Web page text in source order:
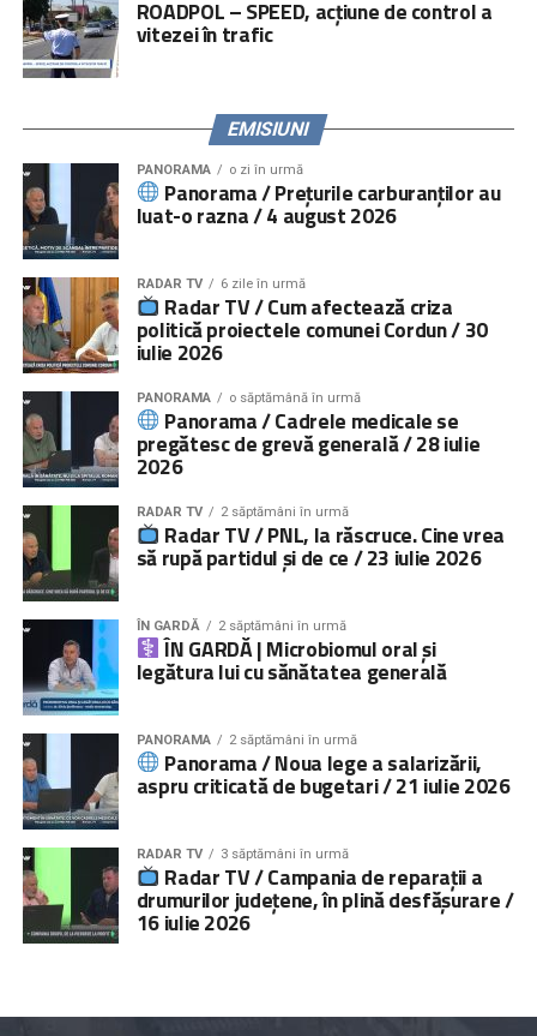
ROADPOL – SPEED, acțiune de control a
vitezei în trafic
EMISIUNI
PANORAMA o zi în urmă
Panorama / Prețurile carburanților au
luat-o razna / 4 august 2026
RADAR TV 6 zile în urmă
Radar TV / Cum afectează criza
politică proiectele comunei Cordun / 30
iulie 2026
PANORAMA o săptămână în urmă
Panorama / Cadrele medicale se
pregătesc de grevă generală / 28 iulie
2026
RADAR TV 2 săptămâni în urmă
Radar TV / PNL, la răscruce. Cine vrea
să rupă partidul și de ce / 23 iulie 2026
ÎN GARDĂ 2 săptămâni în urmă
ÎN GARDĂ | Microbiomul oral și
legătura lui cu sănătatea generală
PANORAMA 2 săptămâni în urmă
Panorama / Noua lege a salarizării,
aspru criticată de bugetari / 21 iulie 2026
RADAR TV 3 săptămâni în urmă
Radar TV / Campania de reparații a
drumurilor județene, în plină desfășurare /
16 iulie 2026